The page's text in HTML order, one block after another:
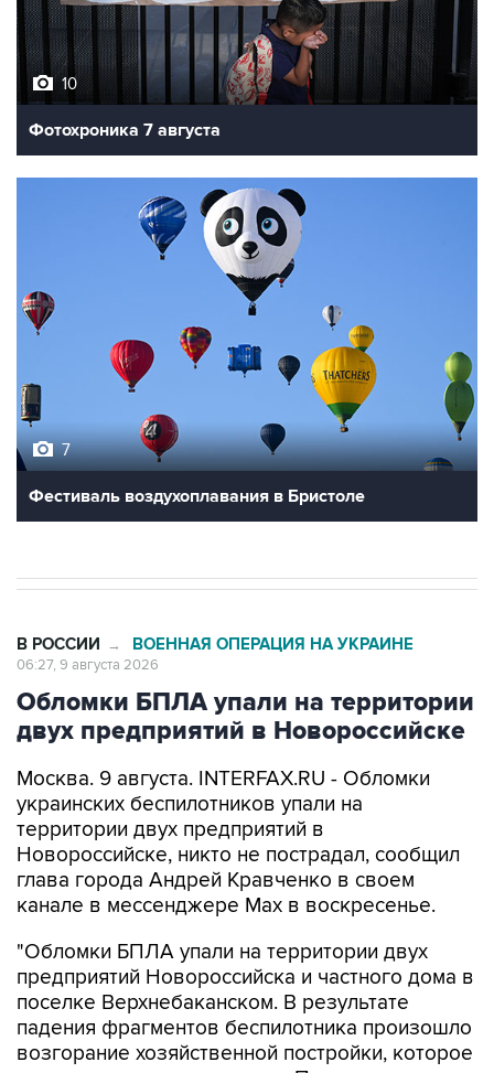
10
Фотохроника 7 августа
Фестиваль воздухоплавания в Бристоле
Обломки БПЛА упали на территории
двух предприятий в Новороссийске
Москва. 9 августа. INTERFAX.RU - Обломки
территории двух предприятий в
Новороссийске, никто не пострадал, сообщил
глава города Андрей Кравченко в своем
канале в мессенджере Max в воскресенье.
"Обломки БПЛА упали на территории двух
поселке Верхнебаканском. В результате
падения фрагментов беспилотника произошло
возгорание хозяйственной постройки, которое
оперативно ликвидировали. Пострадавших
нет", - говорится в сообщении.